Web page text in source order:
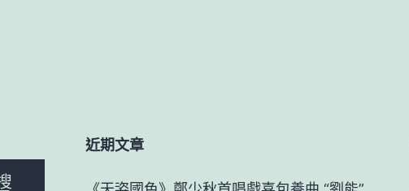
近期文章